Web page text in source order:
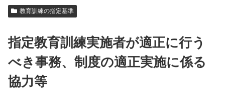
教育訓練の指定基準
指定教育訓練実施者が適正に行う
べき事務、制度の適正実施に係る
協力等